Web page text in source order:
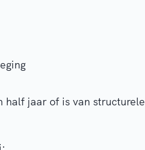
jaar of is van structurele